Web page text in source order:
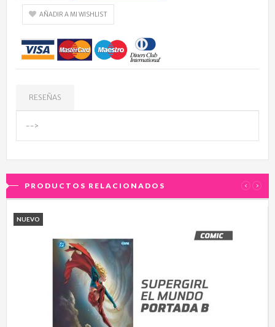
AÑADIR A MI WISHLIST
RESEÑAS
-->
PRODUCTOS RELACIONADOS ‹ ›
NUEVO